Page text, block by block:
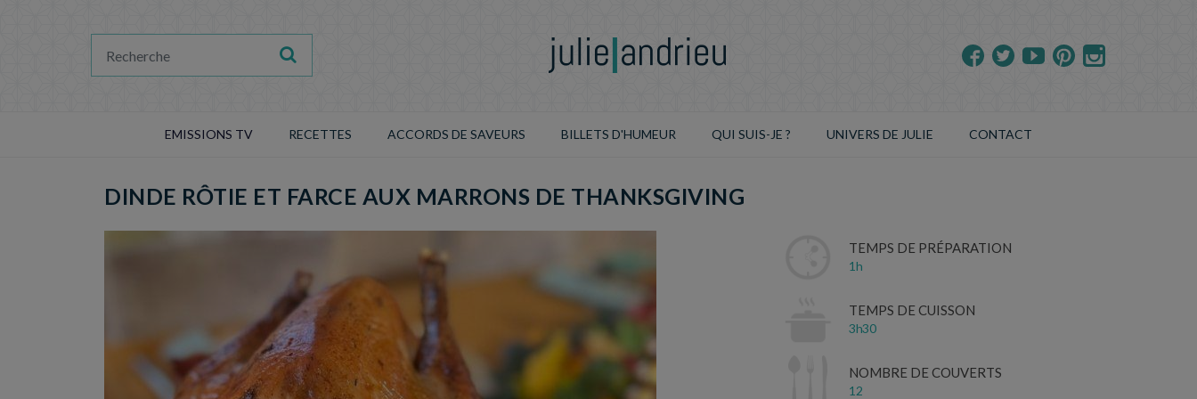
EMISSIONS TV RECETTES ACCORDS DE SAVEURS BILLETS D'HUMEUR QUI SUIS-JE ? UNIVERS DE JULIE CONTACT
DINDE RÔTIE ET FARCE AUX MARRONS DE THANKSGIVING
TEMPS DE PRÉPARATION
1h
TEMPS DE CUISSON
3h30
NOMBRE DE COUVERTS
12